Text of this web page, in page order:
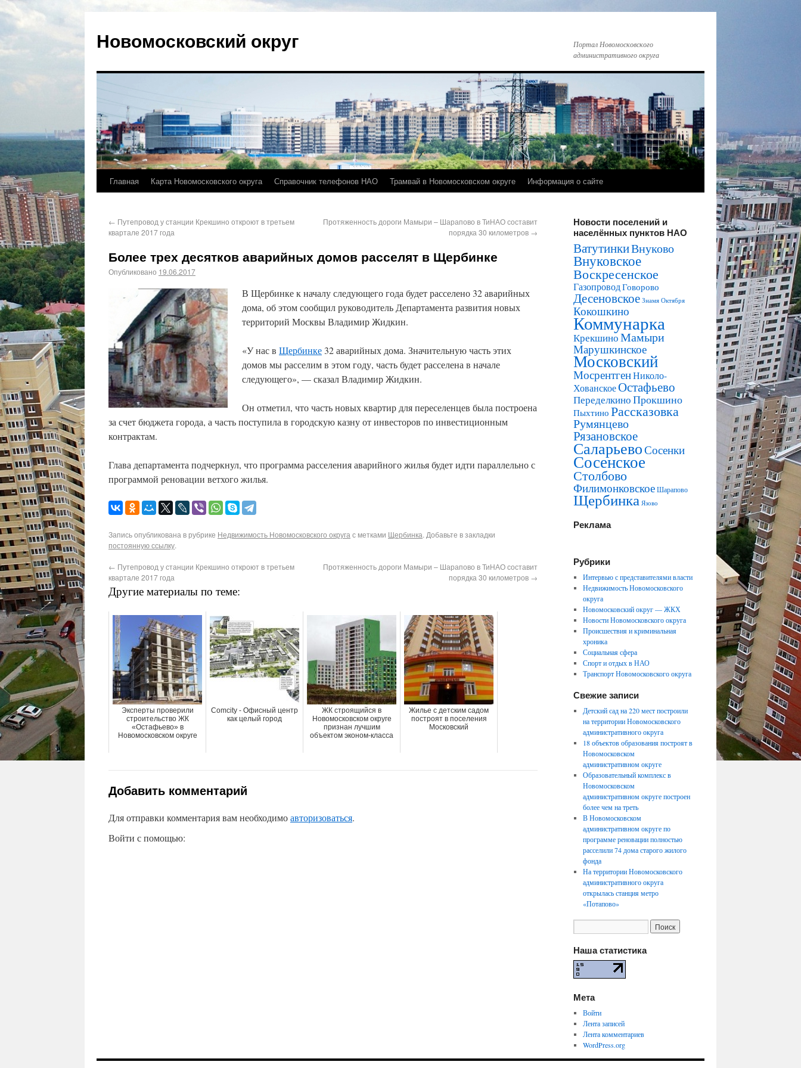
Новомосковский округ
Портал Новомосковского
административного округа
Главная Карта Новомосковского округа Справочник телефонов НАО Трамвай в Новомосковском округе Информация о сайте
← Путепровод у станции Крекшино откроют в третьем
квартале 2017 года
Протяженность дороги Мамыри – Шарапово в ТиНАО составит
порядка 30 километров →
Более трех десятков аварийных домов расселят в Щербинке
Опубликовано 19.06.2017
В Щербинке к началу следующего года будет расселено 32 аварийных
дома, об этом сообщил руководитель Департамента развития новых
территорий Москвы Владимир Жидкин.
«У нас в Щербинке 32 аварийных дома. Значительную часть этих
домов мы расселим в этом году, часть будет расселена в начале
следующего», — сказал Владимир Жидкин.
Он отметил, что часть новых квартир для переселенцев была построена
за счет бюджета города, а часть поступила в городскую казну от инвесторов по инвестиционным
контрактам.
Глава департамента подчеркнул, что программа расселения аварийного жилья будет идти параллельно с
программой реновации ветхого жилья.
Запись опубликована в рубрике Недвижимость Новомосковского округа с метками Щербинка. Добавьте в закладки
постоянную ссылку.
← Путепровод у станции Крекшино откроют в третьем
квартале 2017 года
Протяженность дороги Мамыри – Шарапово в ТиНАО составит
порядка 30 километров →
Другие материалы по теме:
Эксперты проверили
строительство ЖК
«Остафьево» в
Новомосковском округе
Соmcity - Офисный центр
как целый город
ЖК строящийся в
Новомосковском округе
признан лучшим
объектом эконом-класса
Жилье с детским садом
построят в поселения
Московский
Добавить комментарий
Для отправки комментария вам необходимоавторизоваться.
Войти с помощью:
Новости поселений и
населённых пунктов НАО
ВатутинкиВнуково
Внуковское
Воскресенское
ГазопроводГоворово
Десеновское Знамя Октября
Кокошкино
Коммунарка
КрекшиноМамыри
Марушкинское
Московский
МосрентгенНиколо-
ХованскоеОстафьево
ПеределкиноПрокшино
Пыхтино Рассказовка
Румянцево
Рязановское
СаларьевоСосенки
Сосенское
Столбово
ФилимонковскоеШарапово
Щербинка Язово
Реклама
Рубрики
Интервью с представителями власти
Недвижимость Новомосковского
округа
Новомосковский округ — ЖКХ
Новости Новомосковского округа
Происшествия и криминальная
хроника
Социальная сфера
Спорт и отдых в НАО
Транспорт Новомосковского округа
Свежие записи
Детский сад на 220 мест построили
на территории Новомосковского
административного округа
18 объектов образования построят в
Новомосковском
административном округе
Образовательный комплекс в
Новомосковском
административном округе построен
более чем на треть
В Новомосковском
административном округе по
программе реновации полностью
расселили 74 дома старого жилого
фонда
На территории Новомосковского
административного округа
открылась станция метро
«Потапово»
Наша статистика
Мета
Войти
Лента записей
Лента комментариев
WordPress.org